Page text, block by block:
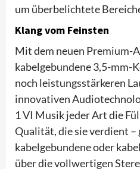
um überbelichtete
Klang vom Feinsten
Mit dem neuen Premium-
kabelgebundene 3,5-mm-
noch leistungsstärkeren
innovativen
1 VI Musik jeder Art die
Qualität, die sie verdient –
kabelgebundene oder
über die vollwertigen